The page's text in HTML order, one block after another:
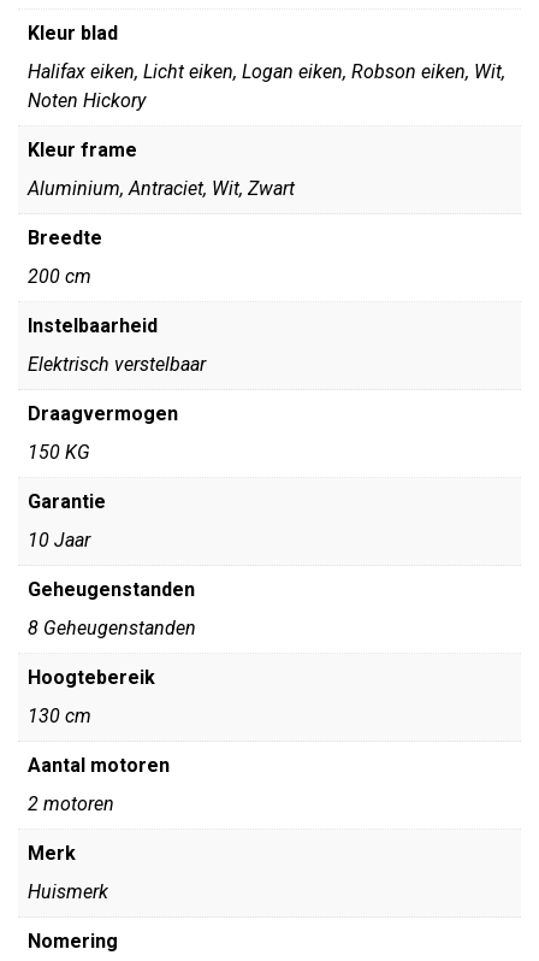
Kleur blad
Halifax eiken, Licht eiken, Logan eiken, Robson eiken, Wit,
Noten Hickory
Kleur frame
Aluminium, Antraciet, Wit, Zwart
Breedte
200 cm
Instelbaarheid
Elektrisch verstelbaar
Draagvermogen
150 KG
Garantie
10 Jaar
Geheugenstanden
8 Geheugenstanden
Hoogtebereik
130 cm
Aantal motoren
2 motoren
Merk
Huismerk
Nomering